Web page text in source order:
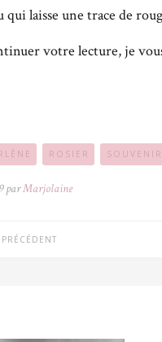
qui laisse une trace de
votre lecture, je
ROSIER SOUVENIR
parMarjolaine